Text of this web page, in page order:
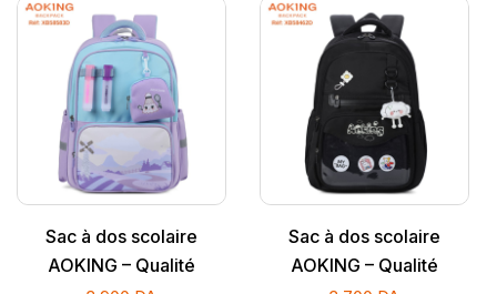
Sac à dos scolaire
AOKING – Qualité
Sac à dos scolaire
AOKING – Qualité